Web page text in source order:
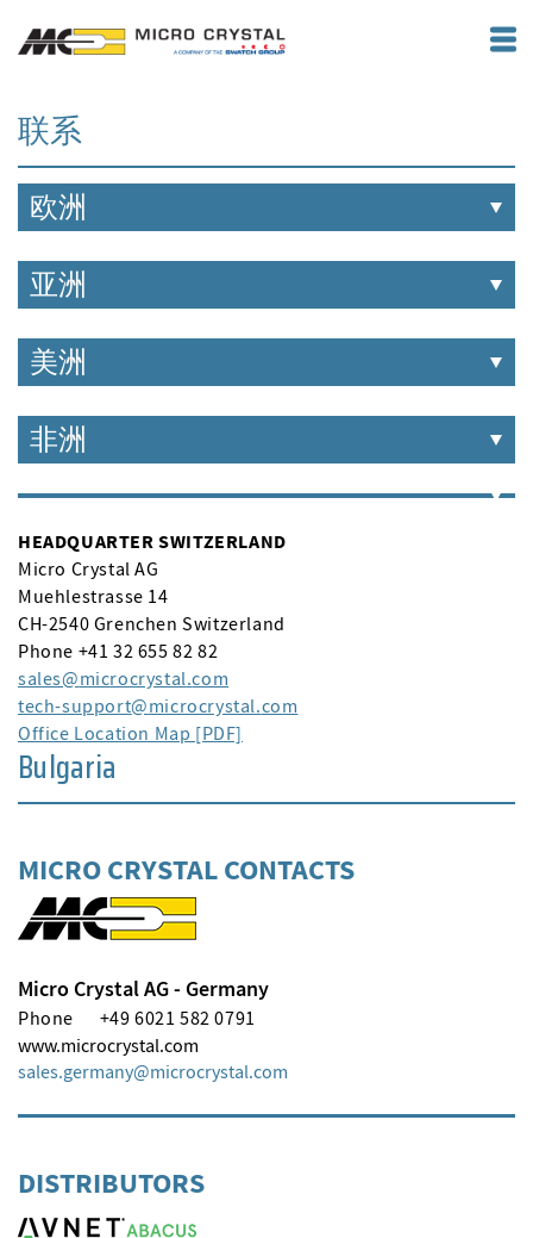
联系
欧洲
亚洲
美洲
非洲
HEADQUARTER SWITZERLAND
Micro Crystal AG
Muehlestrasse 14
CH-2540 Grenchen Switzerland
Phone +41 32 655 82 82
sales
microcrystal com
tech-support
microcrystal com
Office Location Map [PDF]
Bulgaria
MICRO CRYSTAL CONTACTS
Micro Crystal AG - Germany
Phone
+49 6021 582 0791
www.microcrystal.com
sales.germany
microcrystal com
DISTRIBUTORS